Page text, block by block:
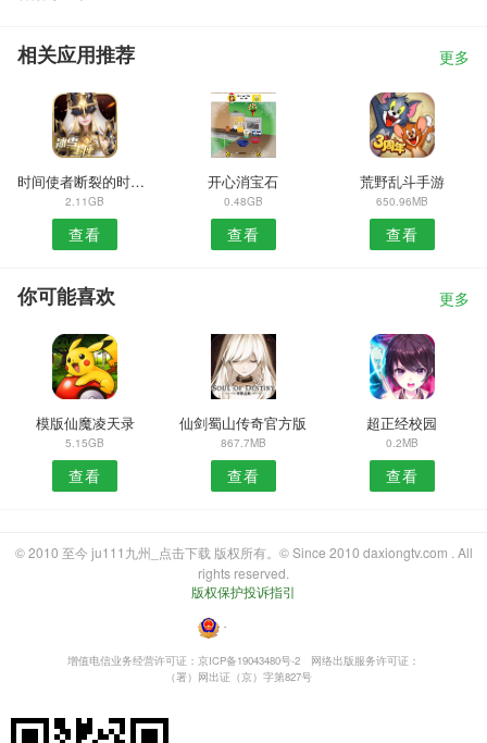
相关应用推荐 更多
时间使者断裂的时间线
2.11GB
查看
开心消宝石
0.48GB
查看
荒野乱斗手游
650.96MB
查看
你可能喜欢 更多
模版仙魔凌天录
5.15GB
查看
仙剑蜀山传奇官方版
867.7MB
查看
超正经校园
0.2MB
查看
© 2010 至今 ju111九州_点击下载 版权所有。© Since 2010 daxiongtv.com . All
rights reserved.
版权保护投诉指引
・
增值电信业务经营许可证：京ICP备19043480号-2
网络出版服务许可证：
（署）网出证（京）字第827号